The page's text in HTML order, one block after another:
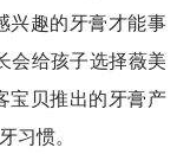
兴趣的牙膏才能事
会给孩子选择薇美
宝贝推出的牙膏产
习惯。